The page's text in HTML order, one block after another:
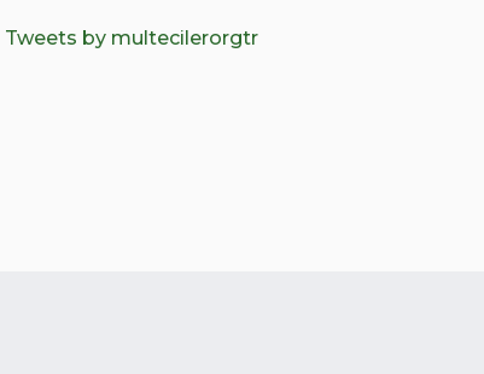
Tweets by multecilerorgtr